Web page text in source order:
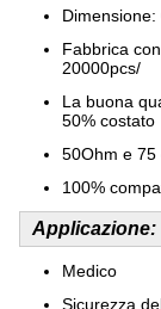
Fabbrica
20000pcs/
La buona
50% costato
50Ohm e
100%
Applicazione:
Medico
Sicurezza